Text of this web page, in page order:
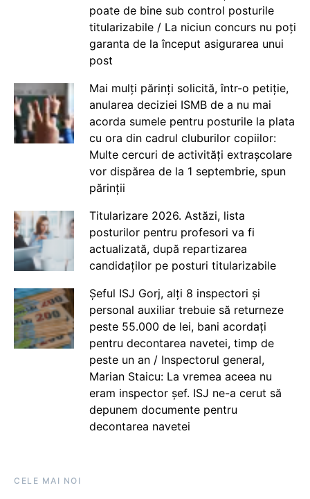
poate de bine sub control posturile
titularizabile / La niciun concurs nu poți
garanta de la început asigurarea unui
post
Mai mulți părinți solicită, într-o petiție,
anularea deciziei ISMB de a nu mai
acorda sumele pentru posturile la plata
cu ora din cadrul cluburilor copiilor:
Multe cercuri de activități extrașcolare
vor dispărea de la 1 septembrie, spun
părinții
Titularizare 2026. Astăzi, lista
posturilor pentru profesori va fi
actualizată, după repartizarea
candidaților pe posturi titularizabile
Șeful ISJ Gorj, alți 8 inspectori și
personal auxiliar trebuie să returneze
peste 55.000 de lei, bani acordați
pentru decontarea navetei, timp de
peste un an / Inspectorul general,
Marian Staicu: La vremea aceea nu
eram inspector șef. ISJ ne-a cerut să
depunem documente pentru
decontarea navetei
CELE MAI NOI